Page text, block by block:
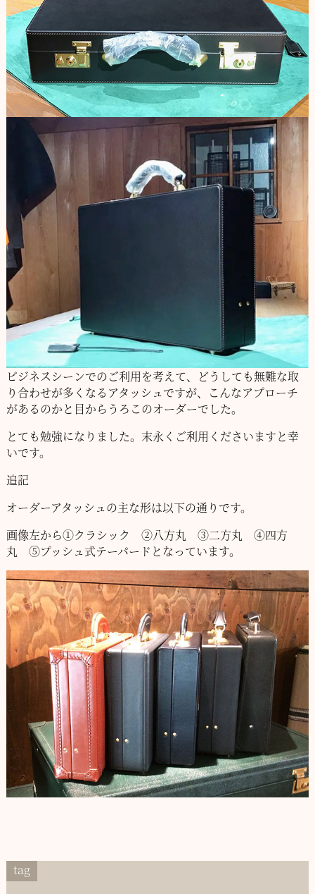
ビジネスシーンでのご利用を考えて、どうしても無難な取
り合わせが多くなるアタッシュですが、こんなアプローチ
があるのかと目からうろこのオーダーでした。
とても勉強になりました。末永くご利用くださいますと幸
いです。
追記
オーダーアタッシュの主な形は以下の通りです。
画像左から①クラシック ②八方丸 ③二方丸 ④四方
丸 ⑤プッシュ式テーパード となっています。
tag